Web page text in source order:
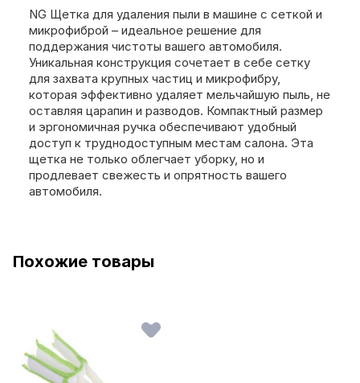
NG Щетка для удаления пыли в машине с сеткой и
микрофиброй – идеальное решение для
поддержания чистоты вашего автомобиля.
Уникальная конструкция сочетает в себе сетку
для захвата крупных частиц и микрофибру,
которая эффективно удаляет мельчайшую пыль, не
оставляя царапин и разводов. Компактный размер
и эргономичная ручка обеспечивают удобный
доступ к труднодоступным местам салона. Эта
щетка не только облегчает уборку, но и
продлевает свежесть и опрятность вашего
автомобиля.
Похожие товары